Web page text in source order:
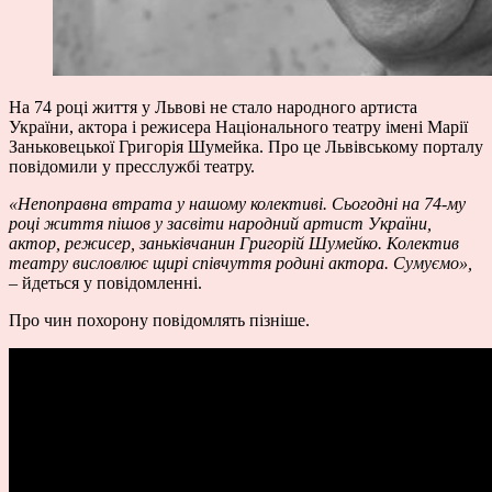
На 74 році життя у Львові не стало народного артиста
України, актора і режисера Національного театру імені Марії
Заньковецької Григорія Шумейка. Про це Львівському порталу
повідомили у пресслужбі театру.
«Непоправна втрата у нашому колективі. Сьогодні на 74-му
році життя пішов у засвіти народний артист України,
актор, режисер, заньківчанин Григорій Шумейко. Колектив
театру висловлює щирі співчуття родині актора. Сумуємо»,
– йдеться у повідомленні.
Про чин похорону повідомлять пізніше.